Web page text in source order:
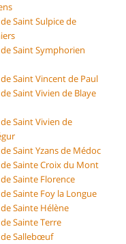
Saint Sulpice de
Saint Symphorien
Saint Vincent de Paul
Saint Vivien de Blaye
Saint Vivien de
Saint Yzans de Médoc
Sainte Croix du Mont
Sainte Florence
Sainte Foy la Longue
Sainte Hélène
Sainte Terre
Sallebœuf